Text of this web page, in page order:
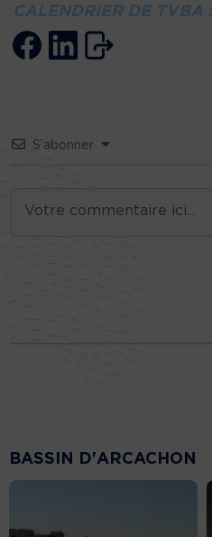
CALENDRIER DE TVBA
S’abonner
BASSIN D'ARCACHON